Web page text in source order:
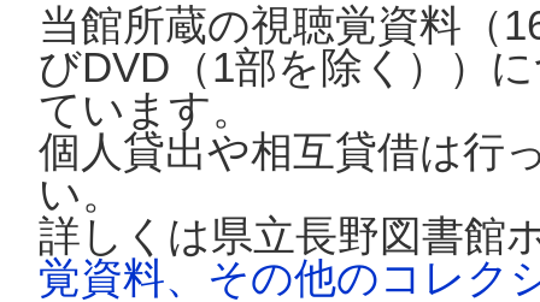
当館所蔵の視聴覚資料（
びDVD（1部を除く））
ています。
個人貸出や相互貸借は行
い。
詳しくは県立長野図書館
覚資料、その他のコレク